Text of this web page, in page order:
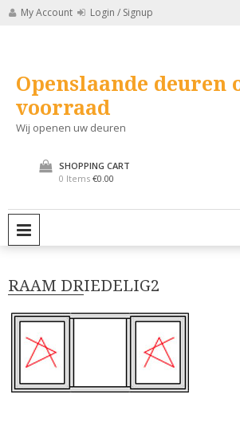
SkipMy Account Login / Signup
Openslaande deuren
voorraad
Wij openen uw deuren
SHOPPING CART
0 Items €0.00
RAAM DRIEDELIG2